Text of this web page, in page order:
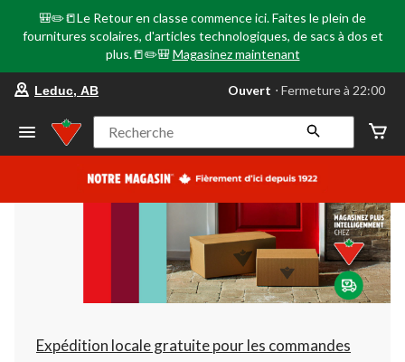
🎒✏️📒Le Retour en classe commence ici. Faites le plein de
fournitures scolaires, d'articles technologiques, de sacs à dos et
plus.📒✏️🎒 Magasinez maintenant
votre
préféré
Leduc,
AB,
courament
Fermeture
à
22:00
cliquer
pour
changer
Leduc, AB Ouvert ⋅ Fermeture à 22:00
Recherche
Expédition locale gratuite pour les commandes